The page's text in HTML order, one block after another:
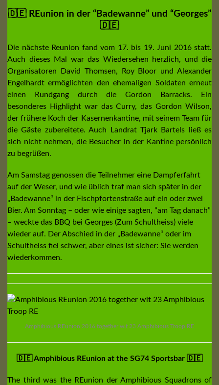
🇩🇪 REunion in der “Badewanne” und “Georges”
🇩🇪
Die nächste Reunion fand vom 17. bis 19. Juni 2016 statt.
Auch dieses Mal war das Wiedersehen herzlich, und die
Organisatoren David Thomsen, Roy Bloor und Alexander
Engelhardt ermöglichten den ehemaligen Soldaten erneut
einen Rundgang durch die Gordon Barracks. Ein
besonderes Highlight war das Curry, das Gordon Wilson,
der frühere Koch der Kasernenkantine, mit seinem Team für
die Gäste zubereitete. Auch Landrat Tjark Bartels ließ es
sich nicht nehmen, die Besucher in der Kantine persönlich
zu begrüßen.
Am Samstag genossen die Teilnehmer eine Dampferfahrt
auf der Weser, und wie üblich traf man sich später in der
„Badewanne“ in der Fischpfortenstraße auf ein oder zwei
Bier. Am Sonntag – oder wie einige sagten, “am Tag danach”
– weckte das BBQ bei Georges (Zum Schultheiss) viele
wieder auf. Der Abschied in der „Badewanne“ oder im
Schultheiss fiel schwer, aber eines ist sicher: Sie werden
wiederkommen.
Amphibious REunion 2016 together wit 23 Amphibious Troop RE
🇩🇪 Amphibious REunion at the SG74 Sportsbar 🇩🇪
The third was the REunion der Amphibious Squadrons of